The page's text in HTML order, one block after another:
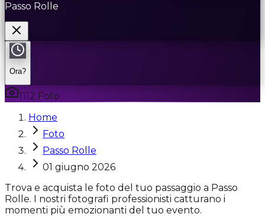
Passo Rolle
Ora?
1112 Foto
Home
Foto
Passo Rolle
01 giugno 2026
Trova e acquista le foto del tuo passaggio a Passo
Rolle. I nostri fotografi professionisti catturano i
momenti più emozionanti del tuo evento.